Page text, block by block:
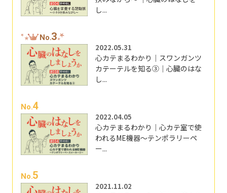
し...
No.3
2022.05.31
心カテまるわかり｜スワンガンツ
カテーテルを知る③｜心臓のはな
し...
No.4
2022.04.05
心カテまるわかり｜心カテ室で使
われるME機器～テンポラリーペ
ー...
No.5
2021.11.02